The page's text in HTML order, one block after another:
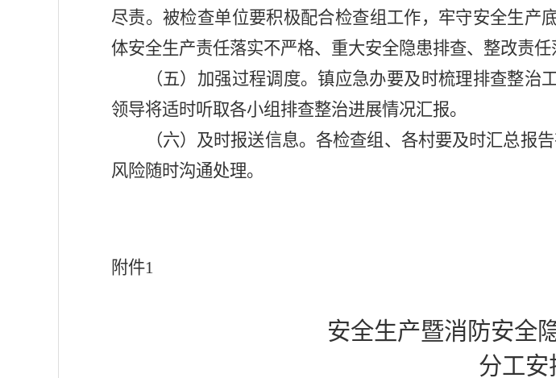
尽责。被检查单位要积极配合检查组工作，牢守安全生产
体安全生产责任落实不严格、重大安全隐患排查、整改责任
（五）加强过程调度。 镇应急办要及时梳理排查整治
领导将适时听取各小组 排查整治进展情况汇报。
（六）及时报送信息。 各检查组、 各村要及时汇总报
风险随时沟通处理。
附件1
安全生产暨消防安全
分工安